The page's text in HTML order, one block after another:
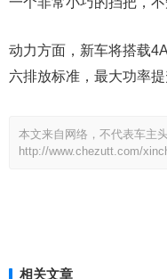
动力方面，新车将搭载
六排放标准，最大功率
本文来自网络，不代表车主
http://www.chezutt.com/
相关文章